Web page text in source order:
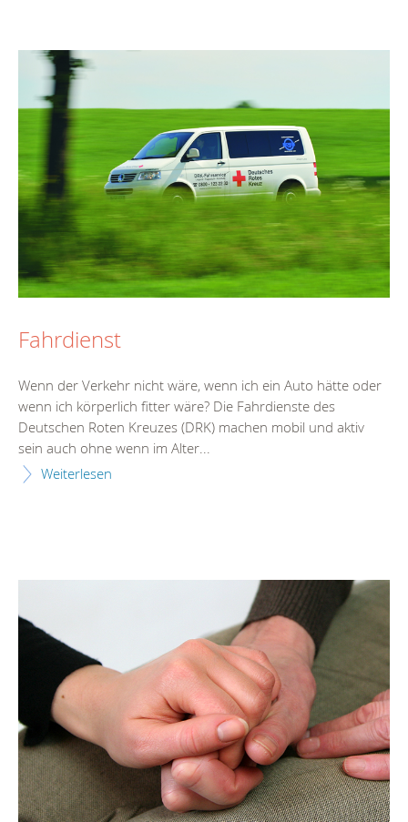
Fahrdienst
Wenn der Verkehr nicht wäre, wenn ich ein Auto hätte oder
wenn ich körperlich fitter wäre? Die Fahrdienste des
Deutschen Roten Kreuzes (DRK) machen mobil und aktiv
sein auch ohne wenn im Alter...
Weiterlesen